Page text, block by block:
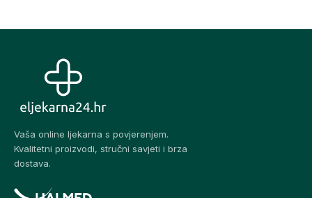
Vaša online ljekarna s povjerenjem.
Kvalitetni proizvodi, stručni savjeti i brza
dostava.